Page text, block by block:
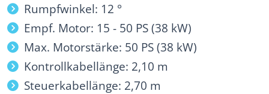
Rumpfwinkel: 12 °
Empf. Motor: 15 - 50 PS (38 kW)
Max. Motorstärke: 50 PS (38 kW)
Kontrollkabellänge: 2,10 m
Steuerkabellänge: 2,70 m